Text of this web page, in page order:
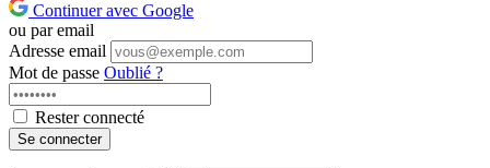
Continuer avec Google
ou par email
Adresse email
Mot de passe Oublié ?
Rester connecté
Se connecter